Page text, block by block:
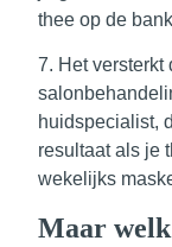
thee op de
7. Hetversterkt
huidspecialist,
resultaat als je
wekelijks
Maar